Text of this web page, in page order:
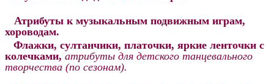
Атрибуты к музыкальным подвижным играм,
хороводам.
Флажки, султанчики, платочки, яркие ленточки с
колечками, атрибуты для детского танцевального
творчества (по сезонам).